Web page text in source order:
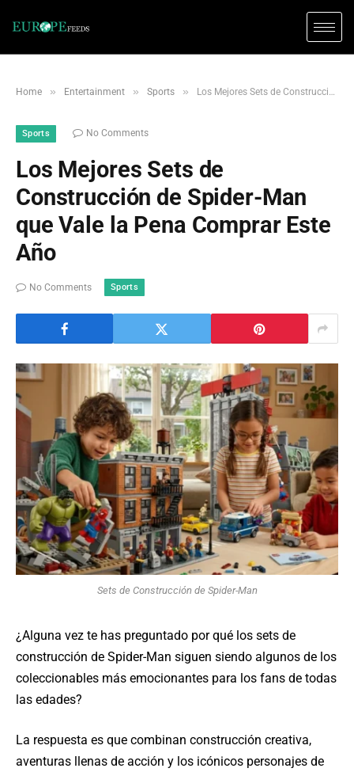
Home » Entertainment » Sports » Los Mejores Sets de Construcción de Spider-Man que Vale la Pena Comprar Este Año
Sports No Comments
Los Mejores Sets de
Construcción de Spider-Man
que Vale la Pena Comprar Este
Año
No Comments Sports
Sets de Construcción de Spider-Man
¿Alguna vez te has preguntado por qué los sets de
construcción de Spider-Man siguen siendo algunos de los
coleccionables más emocionantes para los fans de todas
las edades?
La respuesta es que combinan construcción creativa,
aventuras llenas de acción y los icónicos personajes de